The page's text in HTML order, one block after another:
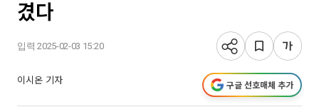
겼다
입력 2025-02-03 15:20
이시온 기자 구글 선호매체 추가